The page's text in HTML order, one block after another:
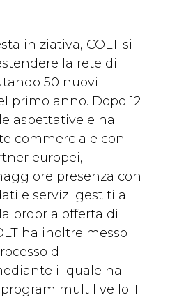
iniziativa, COLT si
la rete di
50 nuovi
primo anno. Dopo 12
aspettative e ha
commerciale con
europei,
presenza con
e servizi gestiti a
propria offerta di
ha inoltre messo
di
il quale ha
multilivello. I